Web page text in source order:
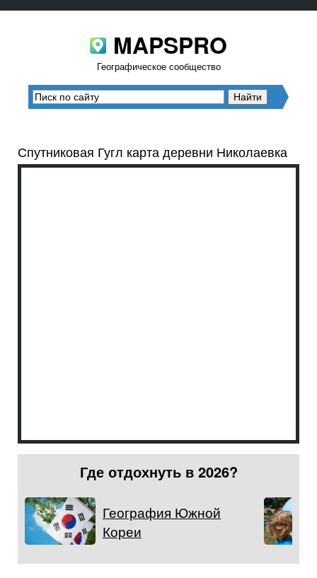
MAPSPRO
Географическое сообщество
Спутниковая Гугл карта деревни Николаевка
Где отдохнуть в 2026?
География Южной
Кореи